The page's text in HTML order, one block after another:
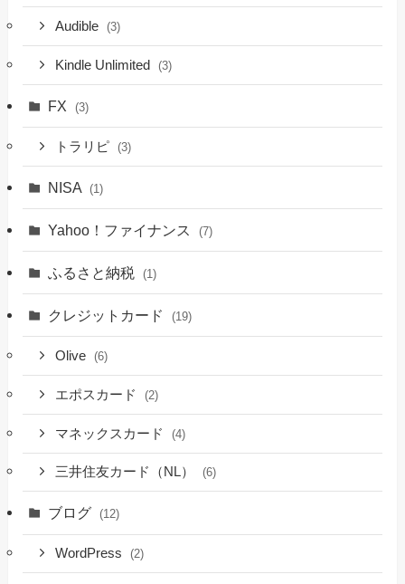
Audible (3)
Kindle Unlimited (3)
FX (3)
トラリピ (3)
NISA (1)
Yahoo！ファイナンス (7)
ふるさと納税 (1)
クレジットカード (19)
Olive (6)
エポスカード (2)
マネックスカード (4)
三井住友カード（NL） (6)
ブログ (12)
WordPress (2)